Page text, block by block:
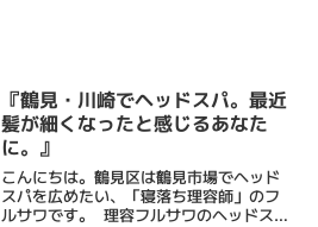
『鶴見・川崎でヘッドスパ。最近
髪が細くなったと感じるあなた
に。』
こんにちは。鶴見区は鶴見市場でヘッド
スパを広めたい、「寝落ち理容師」のフ
ルサワです。 理容フルサワのヘッドスパ